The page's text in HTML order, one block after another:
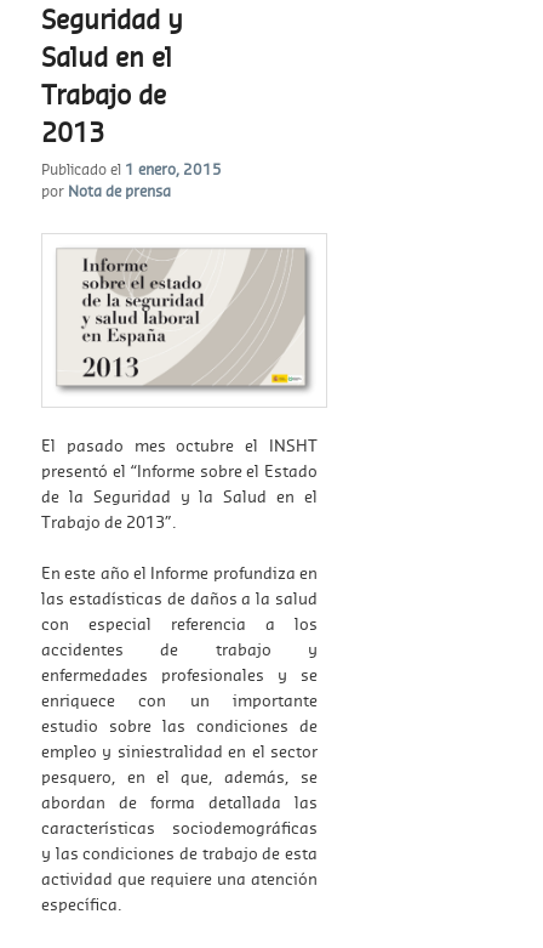
Seguridad y
Salud en el
Trabajo de
2013
Publicado el 1 enero, 2015
por Nota de prensa
El pasado mes octubre el INSHT
presentó el “Informe sobre el Estado
de la Seguridad y la Salud en el
Trabajo de 2013”.
En este año el Informe profundiza en
las estadísticas de daños a la salud
con especial referencia a los
accidentes de trabajo y
enfermedades profesionales y se
enriquece con un importante
estudio sobre las condiciones de
empleo y siniestralidad en el sector
pesquero, en el que, además, se
abordan de forma detallada las
características sociodemográficas
y las condiciones de trabajo de esta
actividad que requiere una atención
específica.